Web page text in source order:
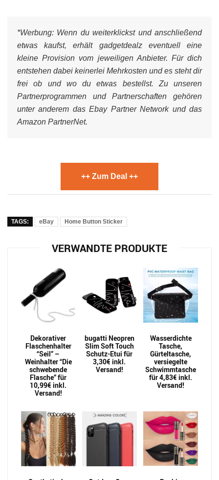
*Werbung: Wenn du weiterklickst und anschließend
etwas kaufst, erhält gadgetdealz eventuell eine
kleine Provision vom jeweiligen Anbieter. Für dich
entstehen dabei keinerlei Mehrkosten und es steht dir
frei ob und wo du etwas bestellst. Zu unseren
Partnerprogrammen und Partnerschaften gehören
unter anderem das Ebay Partner Network und das
Amazon PartnerNet.
++ Zum Deal ++
TAGS: eBay Home Button Sticker
VERWANDTE PRODUKTE
Dekorativer
Flaschenhalter
“Seil” –
Weinhalter “Die
schwebende
Flasche” für
10,99€ inkl.
Versand!
bugatti Neopren
Slim Soft Touch
Schutz-Etui für
3,30€ inkl.
Versand!
Wasserdichte
Tasche,
Gürteltasche,
versiegelte
Schwimmtasche
für 4,83€ inkl.
Versand!